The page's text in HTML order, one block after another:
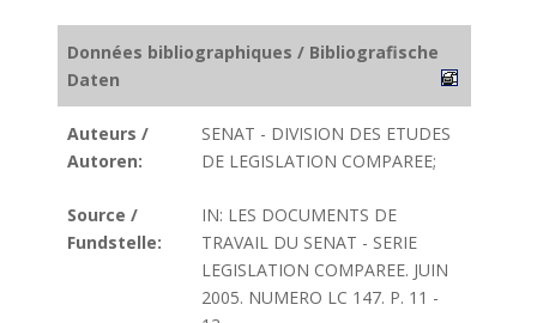
Données bibliographiques / Bibliografische
Daten
Auteurs /
Autoren:
SENAT - DIVISION DES ETUDES
DE LEGISLATION COMPAREE;
Source /
Fundstelle:
IN: LES DOCUMENTS DE
TRAVAIL DU SENAT - SERIE
LEGISLATION COMPAREE. JUIN
2005. NUMERO LC 147. P. 11 -